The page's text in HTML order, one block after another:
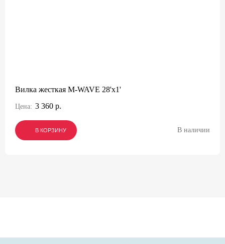
Вилка жесткая M-WAVE 28'х1'
Цена: 3 360 р.
В КОРЗИНУ
В КОРЗИНУ
В КОРЗИНУ В наличии